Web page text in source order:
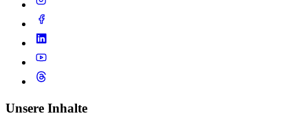
Unsere Inhalte